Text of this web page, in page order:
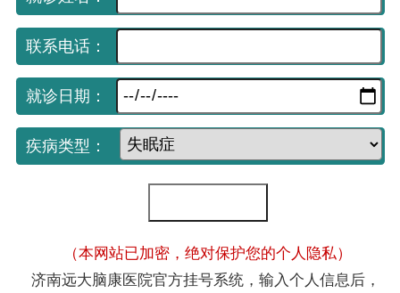
联系电话：
就诊日期：
疾病类型：
（本网站已加密，绝对保护您的个人隐私）
济南远大脑康医院官方挂号系统，输入个人信息后，